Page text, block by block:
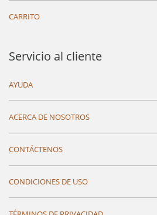
CARRITO
Servicio al cliente
AYUDA
ACERCA DE NOSOTROS
CONTÁCTENOS
CONDICIONES DE USO